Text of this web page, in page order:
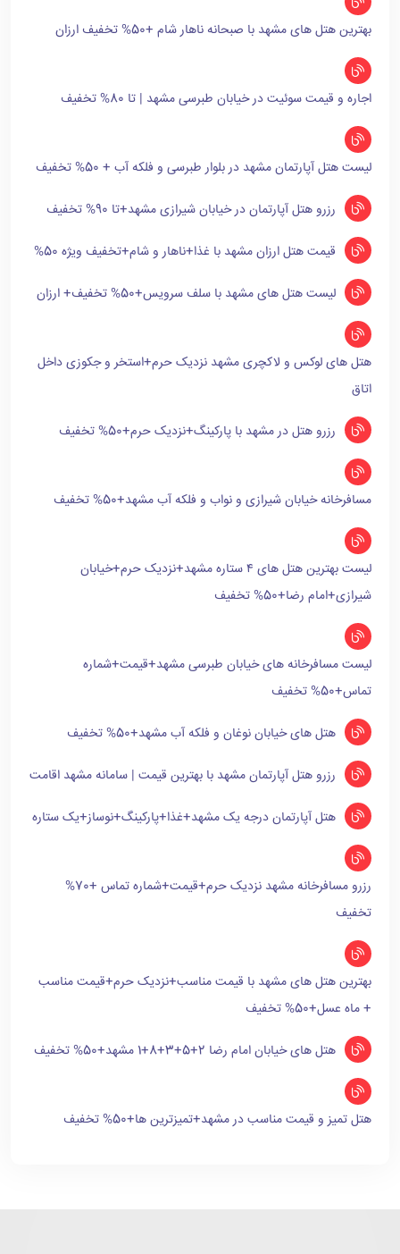
بهترین هتل های مشهد با صبحانه ناهار شام +50% تخفیف ارزان
اجاره و قیمت سوئیت در خیابان طبرسی مشهد | تا 80% تخفیف
لیست هتل آپارتمان مشهد در بلوار طبرسی و فلکه آب + 50% تخفیف
رزرو هتل آپارتمان در خیابان شیرازی مشهد+تا 90% تخفیف
قیمت هتل ارزان مشهد با غذا+ناهار و شام+تخفیف ویژه 50%
لیست هتل های مشهد با سلف سرویس+50% تخفیف+ ارزان
هتل های لوکس و لاکچری مشهد نزدیک حرم+استخر و جکوزی داخل
اتاق
رزرو هتل در مشهد با پارکینگ+نزدیک حرم+50% تخفیف
مسافرخانه خیابان شیرازی و نواب و فلکه آب مشهد+50% تخفیف
لیست بهترین هتل های ۴ ستاره مشهد+نزدیک حرم+خیابان
شیرازی+امام رضا+50% تخفیف
لیست مسافرخانه های خیابان طبرسی مشهد+قیمت+شماره
تماس+50% تخفیف
هتل های خیابان نوغان و فلکه آب مشهد+50% تخفیف
رزرو هتل آپارتمان مشهد با بهترین قیمت | سامانه مشهد اقامت
هتل آپارتمان درجه یک مشهد+غذا+پارکینگ+نوساز+یک ستاره
رزرو مسافرخانه مشهد نزدیک حرم+قیمت+شماره تماس +70%
تخفیف
بهترین هتل های مشهد با قیمت مناسب+نزدیک حرم+قیمت مناسب
+ ماه عسل+50% تخفیف
هتل های خیابان امام رضا 2+5+3+8+1 مشهد+50% تخفیف
هتل تمیز و قیمت مناسب در مشهد+تمیزترین ها+50% تخفیف